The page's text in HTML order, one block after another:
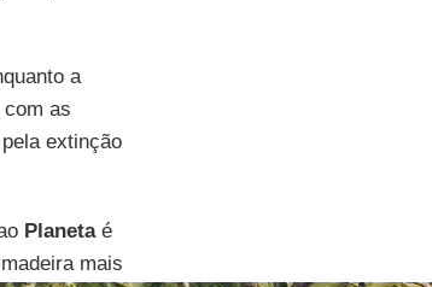
a
as
extinção
Planetaé
mais